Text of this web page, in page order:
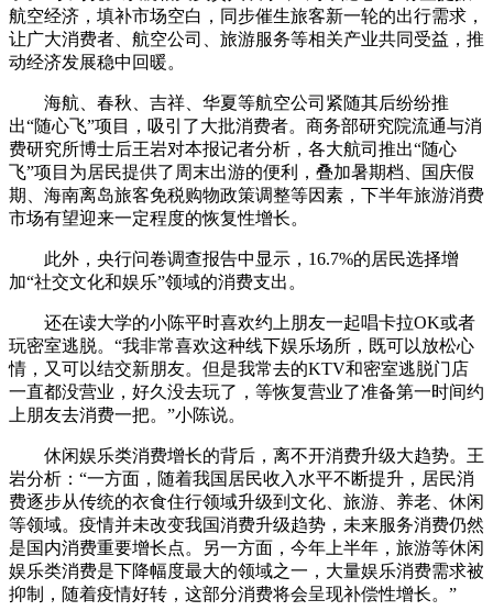
航空经济，填补市场空白，同步催生旅客新一轮的出行需求，
让广大消费者、航空公司、旅游服务等相关产业共同受益，推
动经济发展稳中回暖。
海航、春秋、吉祥、华夏等航空公司紧随其后纷纷推
出“随心飞”项目，吸引了大批消费者。商务部研究院流通与消
费研究所博士后王岩对本报记者分析，各大航司推出“随心
飞”项目为居民提供了周末出游的便利，叠加暑期档、国庆假
期、海南离岛旅客免税购物政策调整等因素，下半年旅游消费
市场有望迎来一定程度的恢复性增长。
此外，央行问卷调查报告中显示，16.7%的居民选择增
加“社交文化和娱乐”领域的消费支出。
还在读大学的小陈平时喜欢约上朋友一起唱卡拉OK或者
玩密室逃脱。“我非常喜欢这种线下娱乐场所，既可以放松心
情，又可以结交新朋友。但是我常去的KTV和密室逃脱门店
一直都没营业，好久没去玩了，等恢复营业了准备第一时间约
上朋友去消费一把。”小陈说。
休闲娱乐类消费增长的背后，离不开消费升级大趋势。王
岩分析：“一方面，随着我国居民收入水平不断提升，居民消
费逐步从传统的衣食住行领域升级到文化、旅游、养老、休闲
等领域。疫情并未改变我国消费升级趋势，未来服务消费仍然
是国内消费重要增长点。另一方面，今年上半年，旅游等休闲
娱乐类消费是下降幅度最大的领域之一，大量娱乐消费需求被
抑制，随着疫情好转，这部分消费将会呈现补偿性增长。”